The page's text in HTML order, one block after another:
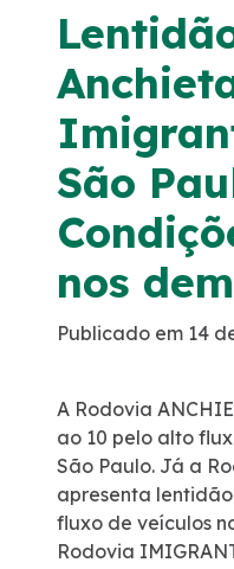
Política de Gestão
Programa de
EIA-RIMA Nova
Atendimento
Cargas Especiais
Ouvidoria
Dúvidas
Fornecedores
São
nos
Publicado em 14
A Rodovia
ao 10 pelo alto
São Paulo. Já a
apresenta
fluxo de veículos
Rodovia